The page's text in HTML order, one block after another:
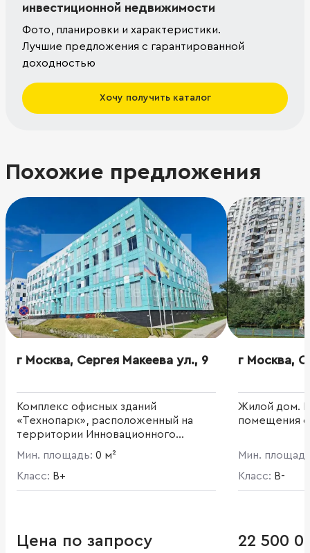
инвестиционной недвижимости
Фото, планировки и характеристики.
Лучшие предложения с гарантированной
доходностью
Хочу получить каталог
Похожие предложения
г Москва, Сергея Макеева ул., 9
Комплекс офисных зданий
«Технопарк», расположенный на
территории Инновационного
центра «Сколково» и состоит из
четырех корпусов. Комплекс
офисных зданий «Квартал
Менделеева» спроектирован с
площадью 11 208,2 кв. м.
Мин. площадь: 0 м²
Класс: B+
Цена по запросу
г Москва,
Жилой дом.
помещения
Мин.
Класс: B-
22 500